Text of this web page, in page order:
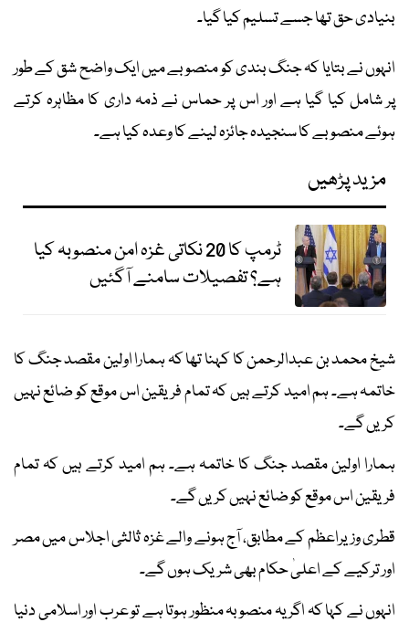
بنیادی حق تھا جسے تسلیم کیا گیا۔
انہوں نے بتایا کہ جنگ بندی کو منصوبے میں ایک واضح شق کے طور
پر شامل کیا گیا ہے اور اس پر حماس نے ذمہ داری کا مظاہرہ کرتے
ہوئے منصوبے کا سنجیدہ جائزہ لینے کا وعدہ کیا ہے۔
مزید پڑھیں
ٹرمپ کا 20 نکاتی غزہ امن منصوبہ کیا
ہے؟ تفصیلات سامنے آگئیں
شیخ محمد بن عبدالرحمن کا کہنا تھا کہ ہمارا اولین مقصد جنگ کا
خاتمہ ہے۔ ہم امید کرتے ہیں کہ تمام فریقین اس موقع کو ضائع نہیں
کریں گے۔
ہمارا اولین مقصد جنگ کا خاتمہ ہے۔ ہم امید کرتے ہیں کہ تمام
فریقین اس موقع کو ضائع نہیں کریں گے۔
قطری وزیراعظم کے مطابق، آج ہونے والے غزہ ثالثی اجلاس میں مصر
اور ترکیے کے اعلیٰ حکام بھی شریک ہوں گے۔
انہوں نے کہا کہ اگر یہ منصوبہ منظور ہوتا ہے تو عرب اور اسلامی دنیا